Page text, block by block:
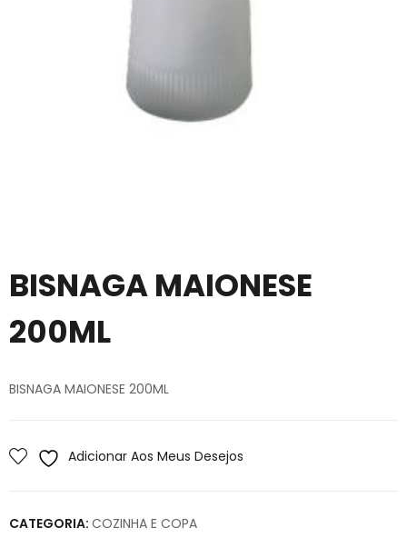
BISNAGA MAIONESE
200ML
BISNAGA MAIONESE 200ML
Adicionar Aos Meus Desejos
CATEGORIA: COZINHA E COPA